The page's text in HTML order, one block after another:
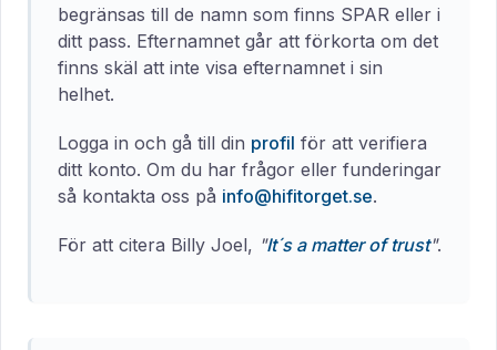
begränsas till de namn som finns SPAR eller i
ditt pass. Efternamnet går att förkorta om det
finns skäl att inte visa efternamnet i sin
helhet.
Logga in och gå till din profil för att verifiera
ditt konto. Om du har frågor eller funderingar
så kontakta oss på info@hifitorget.se.
För att citera Billy Joel, "It´s a matter of trust".